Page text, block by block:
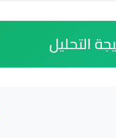
التحليل